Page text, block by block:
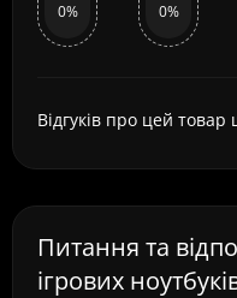
0% 0%
Відгуків про цей
Питання та
ігрових